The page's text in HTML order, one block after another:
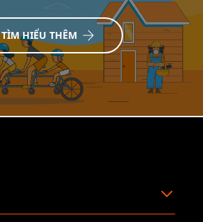
TÌM HIỂU THÊM